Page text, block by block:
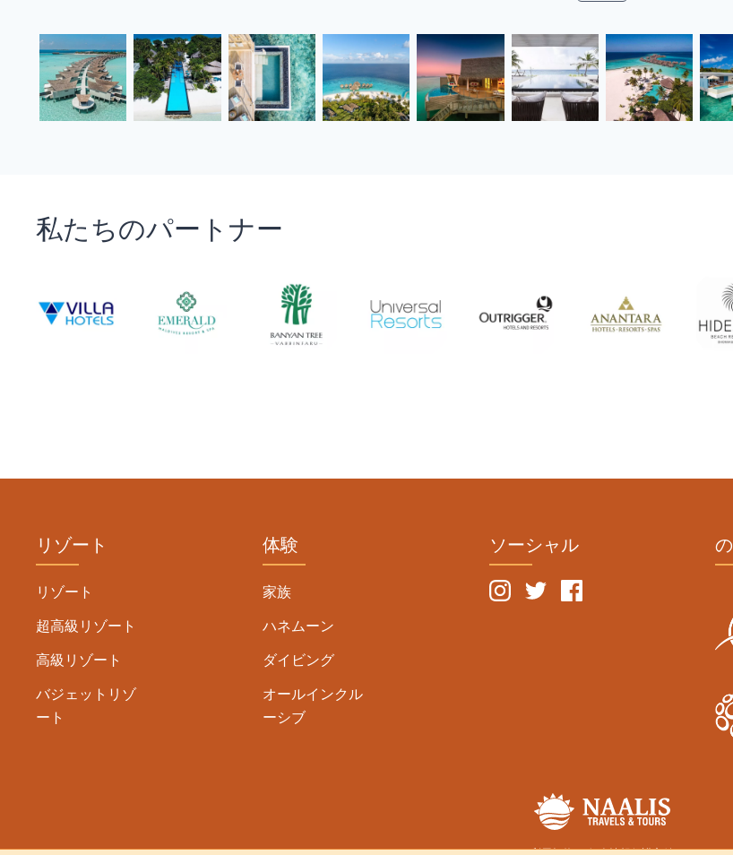
私たちのパートナー
リゾート
リゾート
超高級リゾート
高級リゾート
バジェットリゾ
ート
体験
家族
ハネムーン
ダイビング
オールインクル
ーシブ
ソーシャル